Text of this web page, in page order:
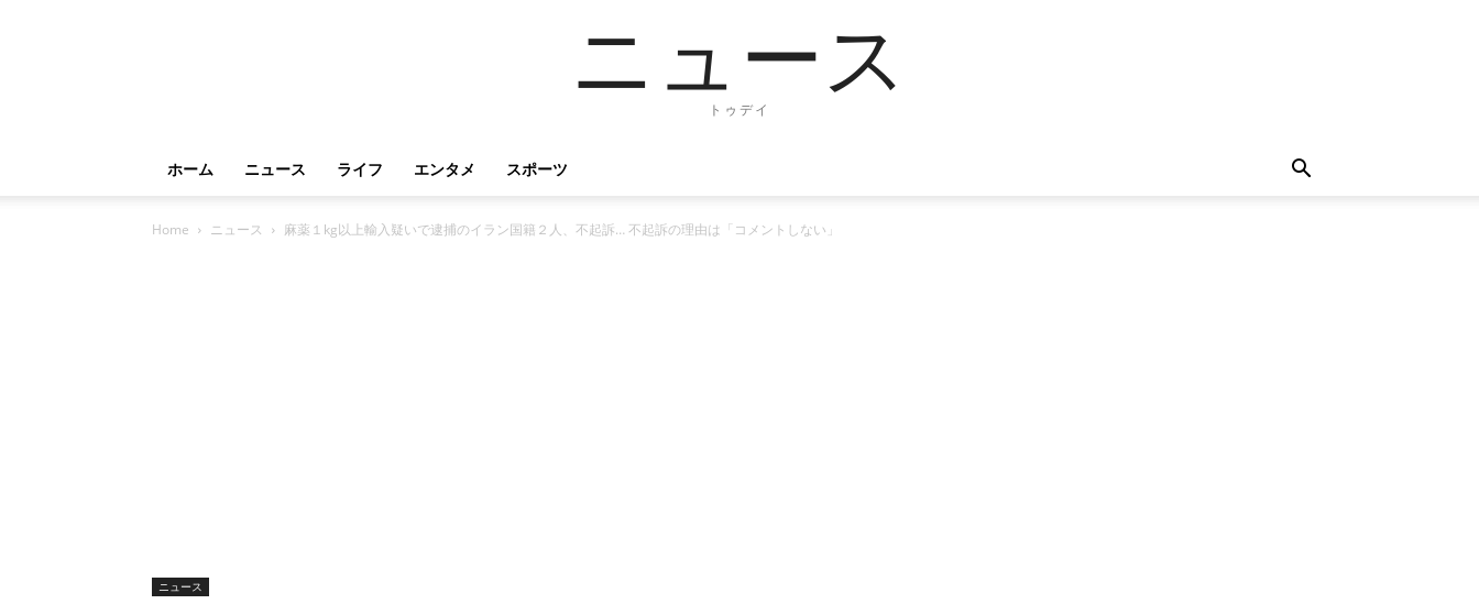
ニュース
トゥデイ
ホーム ニュース ライフ エンタメ スポーツ
Home ニュース 麻薬１kg以上輸入疑いで逮捕のイラン国籍２人、不起訴… 不起訴の理由は「コメントしない」
ニュース